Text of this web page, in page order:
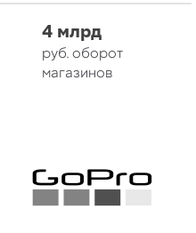
4 млрд
руб. оборот
магазинов